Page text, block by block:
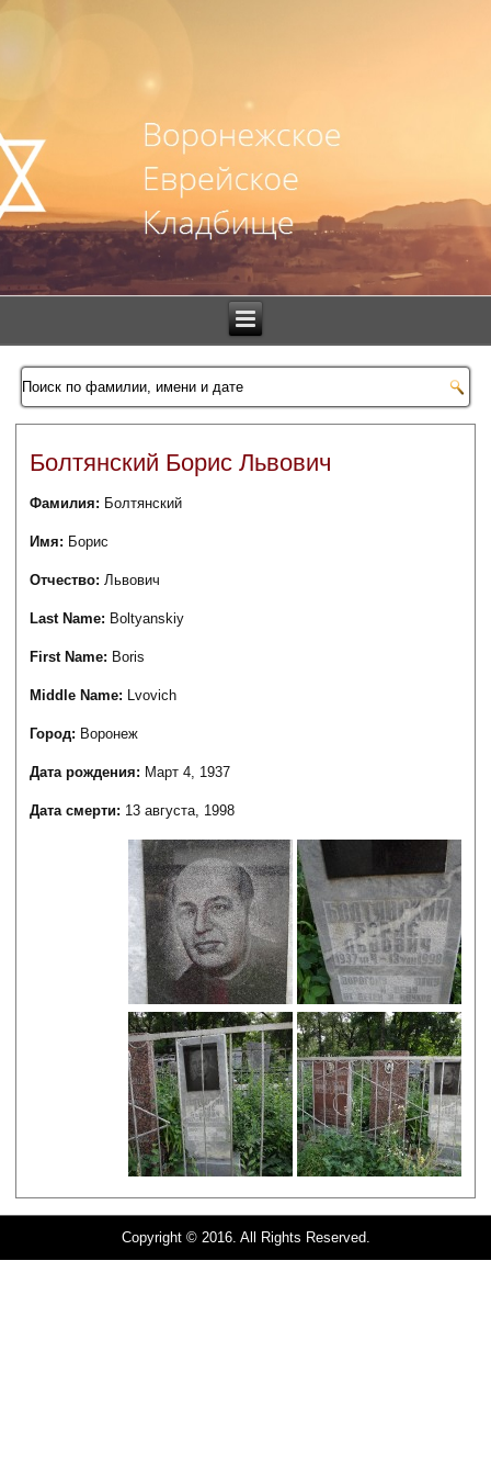
Болтянский Борис Львович
Фамилия: Болтянский
Имя: Борис
Отчество:Львович
Last Name: Boltyanskiy
First Name: Boris
Middle Name: Lvovich
Город: Воронеж
Дата рождения: Март 4, 1937
Дата смерти: 13 августа, 1998
Copyright © 2016. All Rights Reserved.